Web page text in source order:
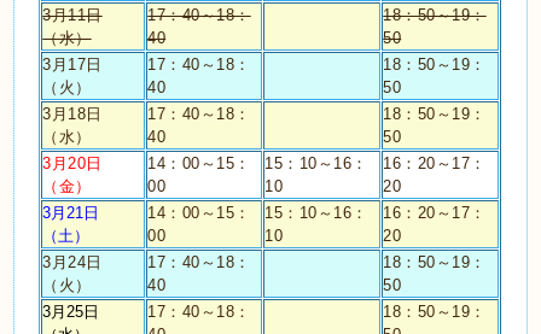
3月11日
（水）
17：40～18：
40
18：50～19：
50
3月17日
（火）
17：40～18：
40
18：50～19：
50
3月18日
（水）
17：40～18：
40
18：50～19：
50
3月20日
（金）
14：00～15：
00
15：10～16：
10
16：20～17：
20
3月21日
（土）
14：00～15：
00
15：10～16：
10
16：20～17：
20
3月24日
（火）
17：40～18：
40
18：50～19：
50
3月25日
17：40～18：
18：50～19：